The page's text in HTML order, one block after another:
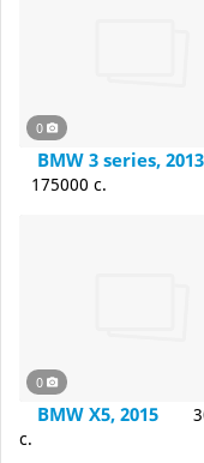
0
BMW 3 series, 2013
175000 c.
0
BMW X5, 2015
c.